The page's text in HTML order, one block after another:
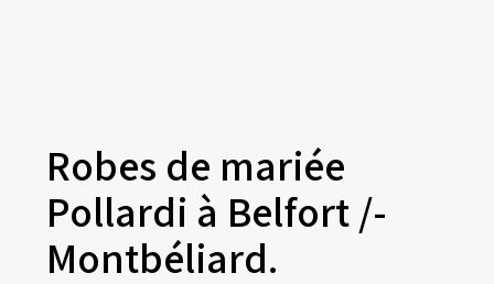
Robes de mariée
Pollardi à Belfort /-
Montbéliard.